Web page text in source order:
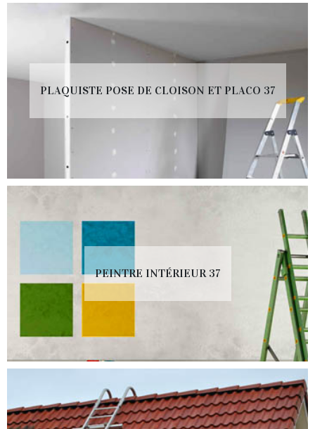
PLAQUISTE POSE DE CLOISON ET PLACO 37
PEINTRE INTÉRIEUR 37